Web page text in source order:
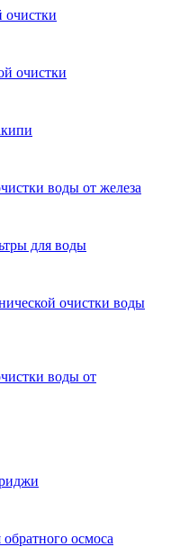
очистки
очистки
воды от железа
для воды
очистки воды
воды от
осмоса